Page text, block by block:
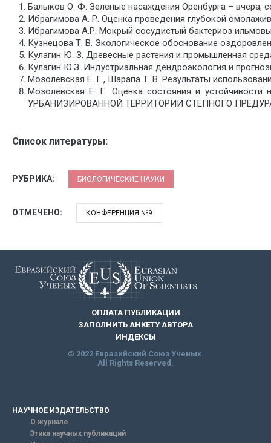
Балыков О. Ф. Зеленые насаждения Оренбурга – вчера,
Ибрагимова А. Р. Оценка проведения глубокой
Ибрагимова А.Р. Мокрый сосудистый бактериоз
Кузнецова Т. В. Экологическое обоснование
Кулагин Ю. З. Древесные растения и промышленная
Кулагин Ю.З. Индустриальная дендроэкология и
Мозолевская Е. Г., Шарапа Т. В. Результаты
Мозолевская Е. Г. Оценка состояния и
УРБАНИЗИРОВАННОЙ ТЕРРИТОРИИ СТЕПНОГО
Список литературы:
РУБРИКА: БИОЛОГИЧЕСКИЕ НАУКИ
ОТМЕЧЕНО: КОНФЕРЕНЦИЯ №9
ОПЛАТА ПУБЛИКАЦИИ
ЗАПОЛНИТЬ АНКЕТУ АВТОРА
ИНДЕКСЫ
© 2022 Евразийский Союз Ученых.
All Rights Reserved.
НАУЧНОЕ ИЗДАТЕЛЬСТВО
О журнале
Этика научных публикаций